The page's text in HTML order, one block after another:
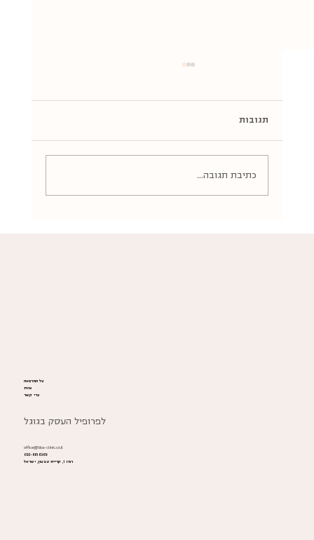
תגובות
כתיבת תגובה...
office@liba-clinic.co.il
050-6616369
רמז 1, קריית טבעון, ישראל
על המרפאה
צוות
צרי קשר
לפרופיל העסק בגוגל